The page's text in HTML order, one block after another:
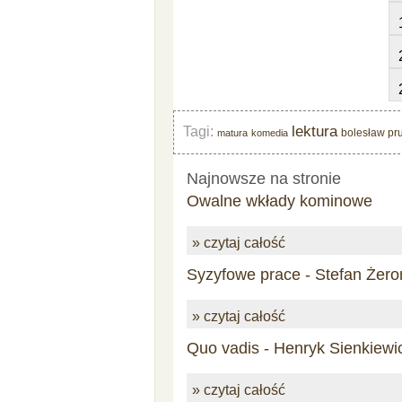
Tagi: matura komedia lektura bolesław
Najnowsze na stronie
Owalne wkłady kominowe
» czytaj całość
Syzyfowe prace - Stefan
» czytaj całość
Quo vadis - Henryk
» czytaj całość